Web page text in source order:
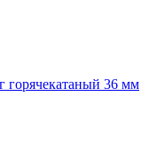
горячекатаный 36 мм